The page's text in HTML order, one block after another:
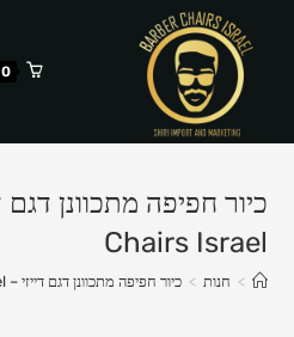
content
0
Chairs Israel
> חנות > כיור חפיפה מתכוונן דגם דייזי – Barber Chairs Israel